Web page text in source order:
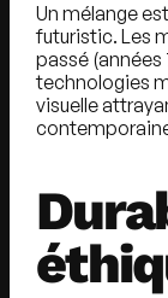
Un mélange
futuristic. Les
passé (années
technologies
visuelle